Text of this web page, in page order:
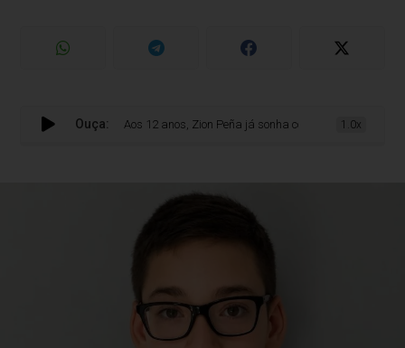
Ouça:
Aos 12 anos, Zion Peña já sonha com o Campeonato do
1.0x